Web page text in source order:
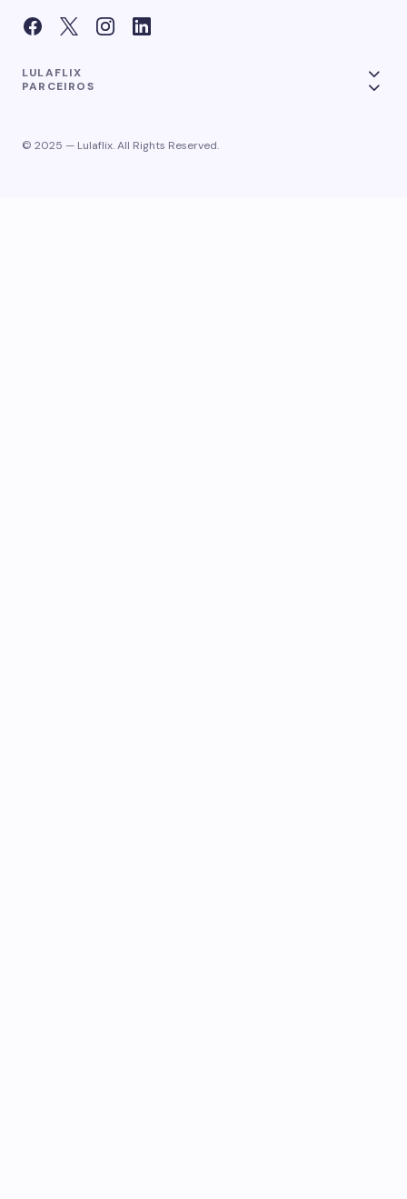
LULAFLIX
PARCEIROS
© 2025 — Lulaflix. All Rights Reserved.